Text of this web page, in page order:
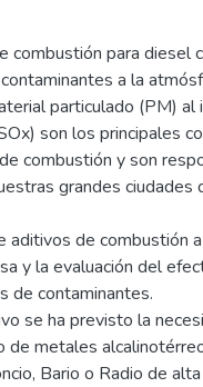
combustión para diesel
a la
particulado (PM) al
son los principales
combustión y son
grandes ciudades
aditivos de combustión
y la evaluación del
de contaminantes.
se ha previsto la
metales
Bario o Radio de alta